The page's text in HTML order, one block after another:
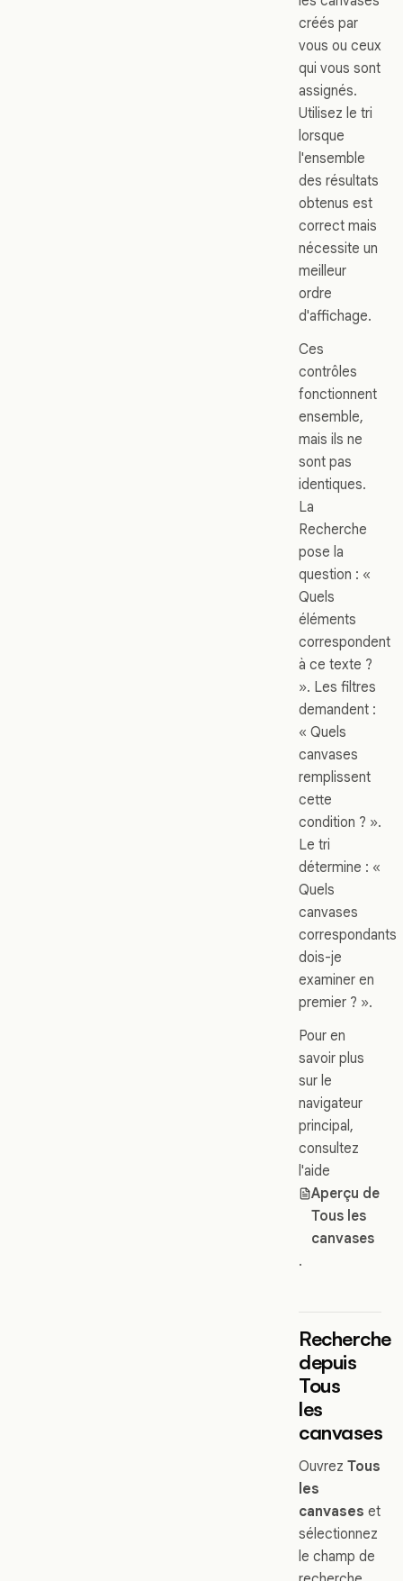
créés par
vous ou ceux
qui vous sont
assignés.
Utilisez le tri
lorsque
l'ensemble
des résultats
obtenus est
correct mais
nécessite un
meilleur
ordre
d'affichage.
Ces
contrôles
fonctionnent
ensemble,
mais ils ne
sont pas
identiques.
La
Recherche
pose la
question : «
Quels
éléments
correspondent
à ce texte ?
». Les filtres
demandent :
« Quels
canvases
remplissent
cette
condition ? ».
Le tri
détermine : «
Quels
canvases
correspondants
dois-je
examiner en
premier ? ».
Pour en
savoir plus
sur le
navigateur
principal,
consultez
l'aide
Aperçu de
Tous les
canvases
.
Recherche
depuis
Tous
les
canvases
Ouvrez Tous
les
canvases et
sélectionnez
le champ de